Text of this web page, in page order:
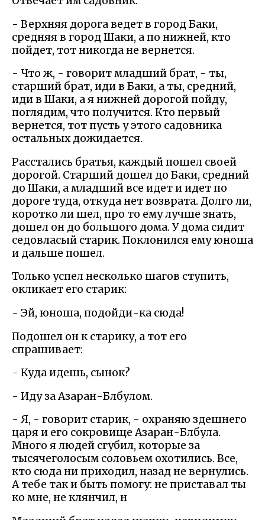
- Верхняя дорога ведет в город Баки,
средняя в город Шаки, а по нижней, кто
пойдет, тот никогда не вернется.
- Что ж, - говорит младший брат, - ты,
старший брат, иди в Баки, а ты, средний,
иди в Шаки, а я нижней дорогой пойду,
поглядим, что получится. Кто первый
вернется, тот пусть у этого садовника
остальных дожидается.
Расстались братья, каждый пошел своей
дорогой. Старший дошел до Баки, средний
до Шаки, а младший все идет и идет по
дороге туда, откуда нет возврата. Долго ли,
коротко ли шел, про то ему лучше знать,
дошел он до большого дома. У дома сидит
седовласый старик. Поклонился ему юноша
и дальше пошел.
Только успел несколько шагов ступить,
окликает его старик:
- Эй, юноша, подойди-ка сюда!
Подошел он к старику, а тот его
спрашивает:
- Куда идешь, сынок?
- Иду за Азаран-Блбулом.
- Я, - говорит старик, - охраняю здешнего
царя и его сокровище Азаран-Блбула.
Много я людей сгубил, которые за
тысячеголосым соловьем охотились. Все,
кто сюда ни приходил, назад не вернулись.
А тебе так и быть помогу: не приставал ты
ко мне, не клянчил, н